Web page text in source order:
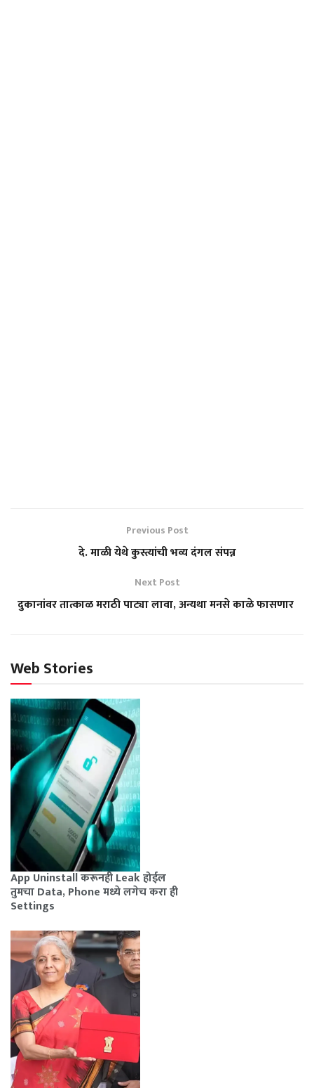
Previous Post
दे. माळी येथे कुस्त्यांची भव्य दंगल संपन्न
Next Post
दुकानांवर तात्काळ मराठी पाट्या लावा, अन्यथा मनसे काळे फासणार
Web Stories
App Uninstall करूनही Leak होईल
तुमचा Data, Phone मध्ये लगेच करा ही
Settings